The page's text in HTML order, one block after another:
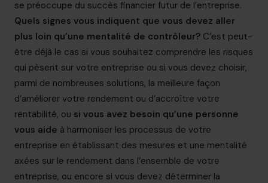
se préoccupe du succès financier futur de l’entreprise.
Quels signes vous indiquent que vous devez aller
plus loin qu’une mentalité de contrôleur? C’est peut-
être déjà le cas si vous souhaitez comprendre les risques
qui pèsent sur votre entreprise ou si vous devez choisir,
parmi de nombreuses solutions, la meilleure façon
d’améliorer votre rendement ou d’accroître votre
rentabilité, ou si vous avez besoin qu’une personne
vous aide à harmoniser les processus de votre
entreprise en établissant des mesures et une mentalité
axées sur le rendement dans l’ensemble de votre
entreprise, ou encore si vous devez déterminer la